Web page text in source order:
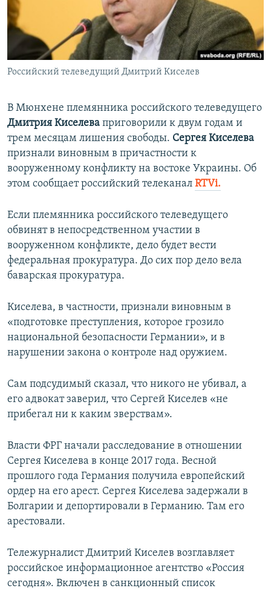
ПОБЕДИТЕЛЕЙ НЕ СУДЯТ?
КРЫМ.НЕПОКОРЕННЫЙ
ELIFBE
УКРАИНСКАЯ ПРОБЛЕМА КРЫМА
ПРИСОЕДИНЯЙТЕСЬ!
Российский телеведущий Дмитрий Киселев
В Мюнхене племянника российского телеведущего
Дмитрия Киселева приговорили к двум годам и
трем месяцам лишения свободы. Сергея Киселева
признали виновным в причастности к
вооруженному конфликту на востоке Украины. Об
этом сообщает российский телеканал RTVi.
Если племянника российского телеведущего
обвинят в непосредственном участии в
вооруженном конфликте, дело будет вести
федеральная прокуратура. До сих пор дело вела
баварская прокуратура.
Киселева, в частности, признали виновным в
«подготовке преступления, которое грозило
национальной безопасности Германии», и в
нарушении закона о контроле над оружием.
Сам подсудимый сказал, что никого не убивал, а
его адвокат заверил, что Сергей Киселев «не
прибегал ни к каким зверствам».
Власти ФРГ начали расследование в отношении
Сергея Киселева в конце 2017 года. Весной
прошлого года Германия получила европейский
ордер на его арест. Сергея Киселева задержали в
Болгарии и депортировали в Германию. Там его
арестовали.
Тележурналист Дмитрий Киселев возглавляет
российское информационное агентство «Россия
сегодня». Включен в санкционный список